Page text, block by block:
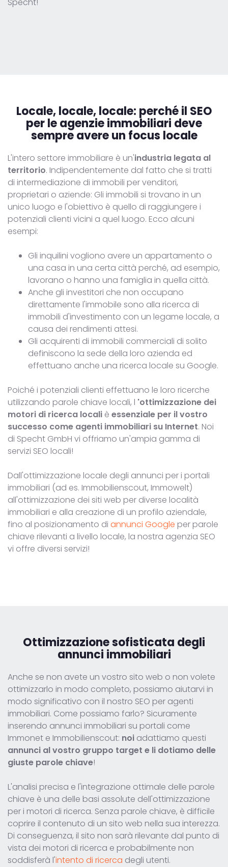
Specht!
Locale, locale, locale: perché il SEO
per le agenzie immobiliari deve
sempre avere un focus locale
L'intero settore immobiliare è un'industria legata al
territorio. Indipendentemente dal fatto che si tratti
di intermediazione di immobili per venditori,
proprietari o aziende: Gli immobili si trovano in un
unico luogo e l'obiettivo è quello di raggiungere i
potenziali clienti vicini a quel luogo. Ecco alcuni
esempi:
Gli inquilini vogliono avere un appartamento o
una casa in una certa città perché, ad esempio,
lavorano o hanno una famiglia in quella città.
Anche gli investitori che non occupano
direttamente l'immobile sono alla ricerca di
immobili d'investimento con un legame locale, a
causa dei rendimenti attesi.
Gli acquirenti di immobili commerciali di solito
definiscono la sede della loro azienda ed
effettuano anche una ricerca locale su Google.
Poiché i potenziali clienti effettuano le loro ricerche
utilizzando parole chiave locali, l 'ottimizzazione dei
motori di ricerca locali è essenziale per il vostro
successo come agenti immobiliari su Internet. Noi
di Specht GmbH vi offriamo un'ampia gamma di
servizi SEO locali!
Dall'ottimizzazione locale degli annunci per i portali
immobiliari (ad es. Immobilienscout, Immowelt)
all'ottimizzazione dei siti web per diverse località
immobiliari e alla creazione di un profilo aziendale,
fino al posizionamento di annunci Google per parole
chiave rilevanti a livello locale, la nostra agenzia SEO
vi offre diversi servizi!
Ottimizzazione sofisticata degli
annunci immobiliari
Anche se non avete un vostro sito web o non volete
ottimizzarlo in modo completo, possiamo aiutarvi in
modo significativo con il nostro SEO per agenti
immobiliari. Come possiamo farlo? Sicuramente
inserendo annunci immobiliari su portali come
Immonet e Immobilienscout: noi adattiamo questi
annunci al vostro gruppo target e li dotiamo delle
giuste parole chiave!
L'analisi precisa e l'integrazione ottimale delle parole
chiave è una delle basi assolute dell'ottimizzazione
per i motori di ricerca. Senza parole chiave, è difficile
coprire il contenuto di un sito web nella sua interezza.
Di conseguenza, il sito non sarà rilevante dal punto di
vista dei motori di ricerca e probabilmente non
soddisferà l'intento di ricerca degli utenti.